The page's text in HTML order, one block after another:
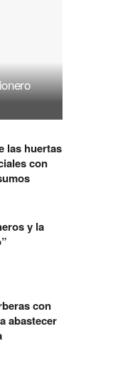
las huertas
con
y la
con
abastecer